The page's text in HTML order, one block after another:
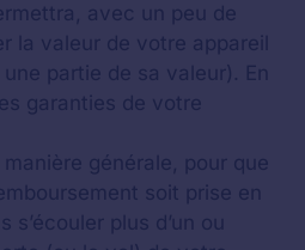
avec un peu de
la valeur de votre appareil
partie de sa valeur). En
garanties de votre
manière générale, pour que
soit prise en
plus d’un ou